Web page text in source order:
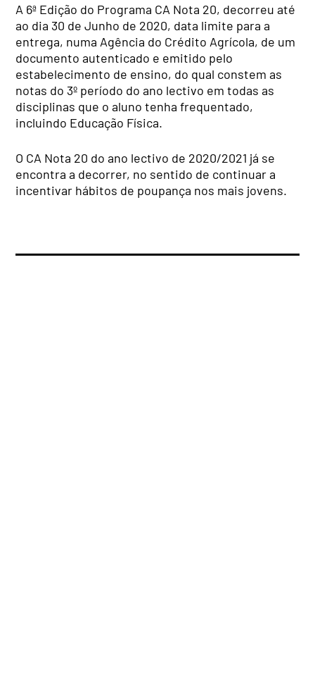
A 6ª Edição do Programa CA Nota 20, decorreu até
ao dia 30 de Junho de 2020, data limite para a
entrega, numa Agência do Crédito Agrícola, de um
documento autenticado e emitido pelo
estabelecimento de ensino, do qual constem as
notas do 3º período do ano lectivo em todas as
disciplinas que o aluno tenha frequentado,
incluindo Educação Física.
O CA Nota 20 do ano lectivo de 2020/2021 já se
encontra a decorrer, no sentido de continuar a
incentivar hábitos de poupança nos mais jovens.